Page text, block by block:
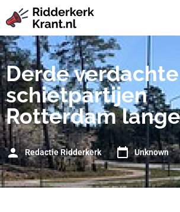
Derde verdachte
schietpartijen
Rotterdam
Redactie Ridderkerk Unknown